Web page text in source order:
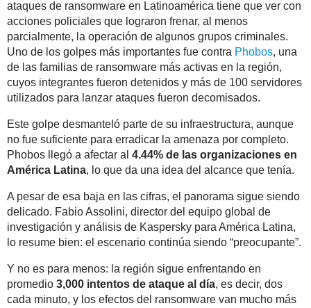
ataques de ransomware en Latinoamérica tiene que ver con
acciones policiales que lograron frenar, al menos
parcialmente, la operación de algunos grupos criminales.
Uno de los golpes más importantes fue contra Phobos, una
de las familias de ransomware más activas en la región,
cuyos integrantes fueron detenidos y más de 100 servidores
utilizados para lanzar ataques fueron decomisados.
Este golpe desmanteló parte de su infraestructura, aunque
no fue suficiente para erradicar la amenaza por completo.
Phobos llegó a afectar al 4.44% de las organizaciones en
América Latina, lo que da una idea del alcance que tenía.
A pesar de esa baja en las cifras, el panorama sigue siendo
delicado. Fabio Assolini, director del equipo global de
investigación y análisis de Kaspersky para América Latina,
lo resume bien: el escenario continúa siendo “preocupante”.
Y no es para menos: la región sigue enfrentando en
promedio 3,000 intentos de ataque al día, es decir, dos
cada minuto, y los efectos del ransomware van mucho más